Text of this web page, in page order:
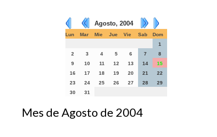
Agosto, 2004
Lun Mar Mie Jue Vie Sab
Dom
1
2
3 4 5 6 7
8
9
10 11 12 13 14
15
16
17 18 19 20 21
22
23
24 25 26 27 28
29
30
31
Mes de Agosto de 2004